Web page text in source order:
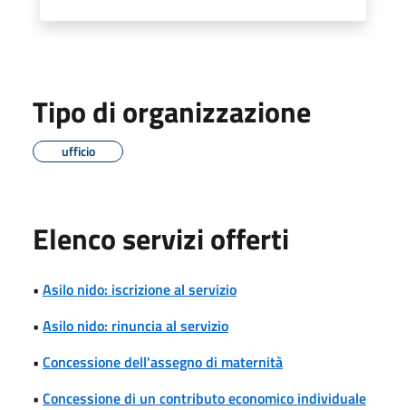
Tipo di organizzazione
ufficio
Elenco servizi offerti
• Asilo nido: iscrizione al servizio
• Asilo nido: rinuncia al servizio
• Concessione dell'assegno di maternità
• Concessione di un contributo economico individuale